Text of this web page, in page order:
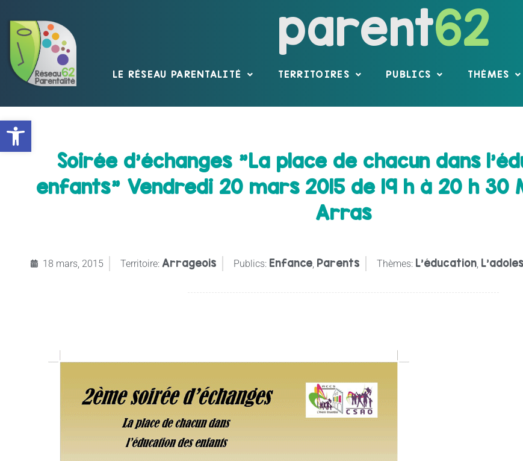
Ouvrir la barre d’outils
parent62
LE RÉSEAU PARENTALITÉ TERRITOIRES PUBLICS THÈMES
Soirée d’échanges "La place de chacun dans
enfants" Vendredi 20 mars 2015 de 19 h à 20 h 30
Arras
18 mars, 2015 Territoire: Arrageois Publics: Enfance Parents Thèmes: L'éducation